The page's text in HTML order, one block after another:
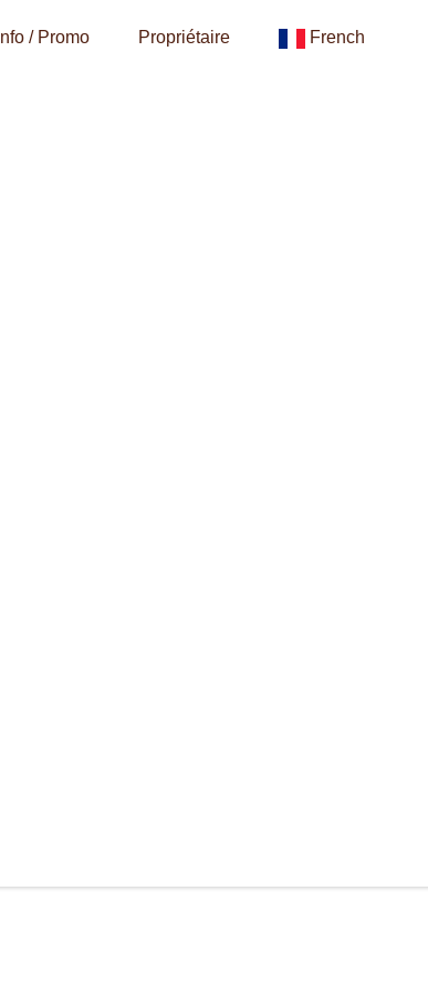
Info / Promo Propriétaire French